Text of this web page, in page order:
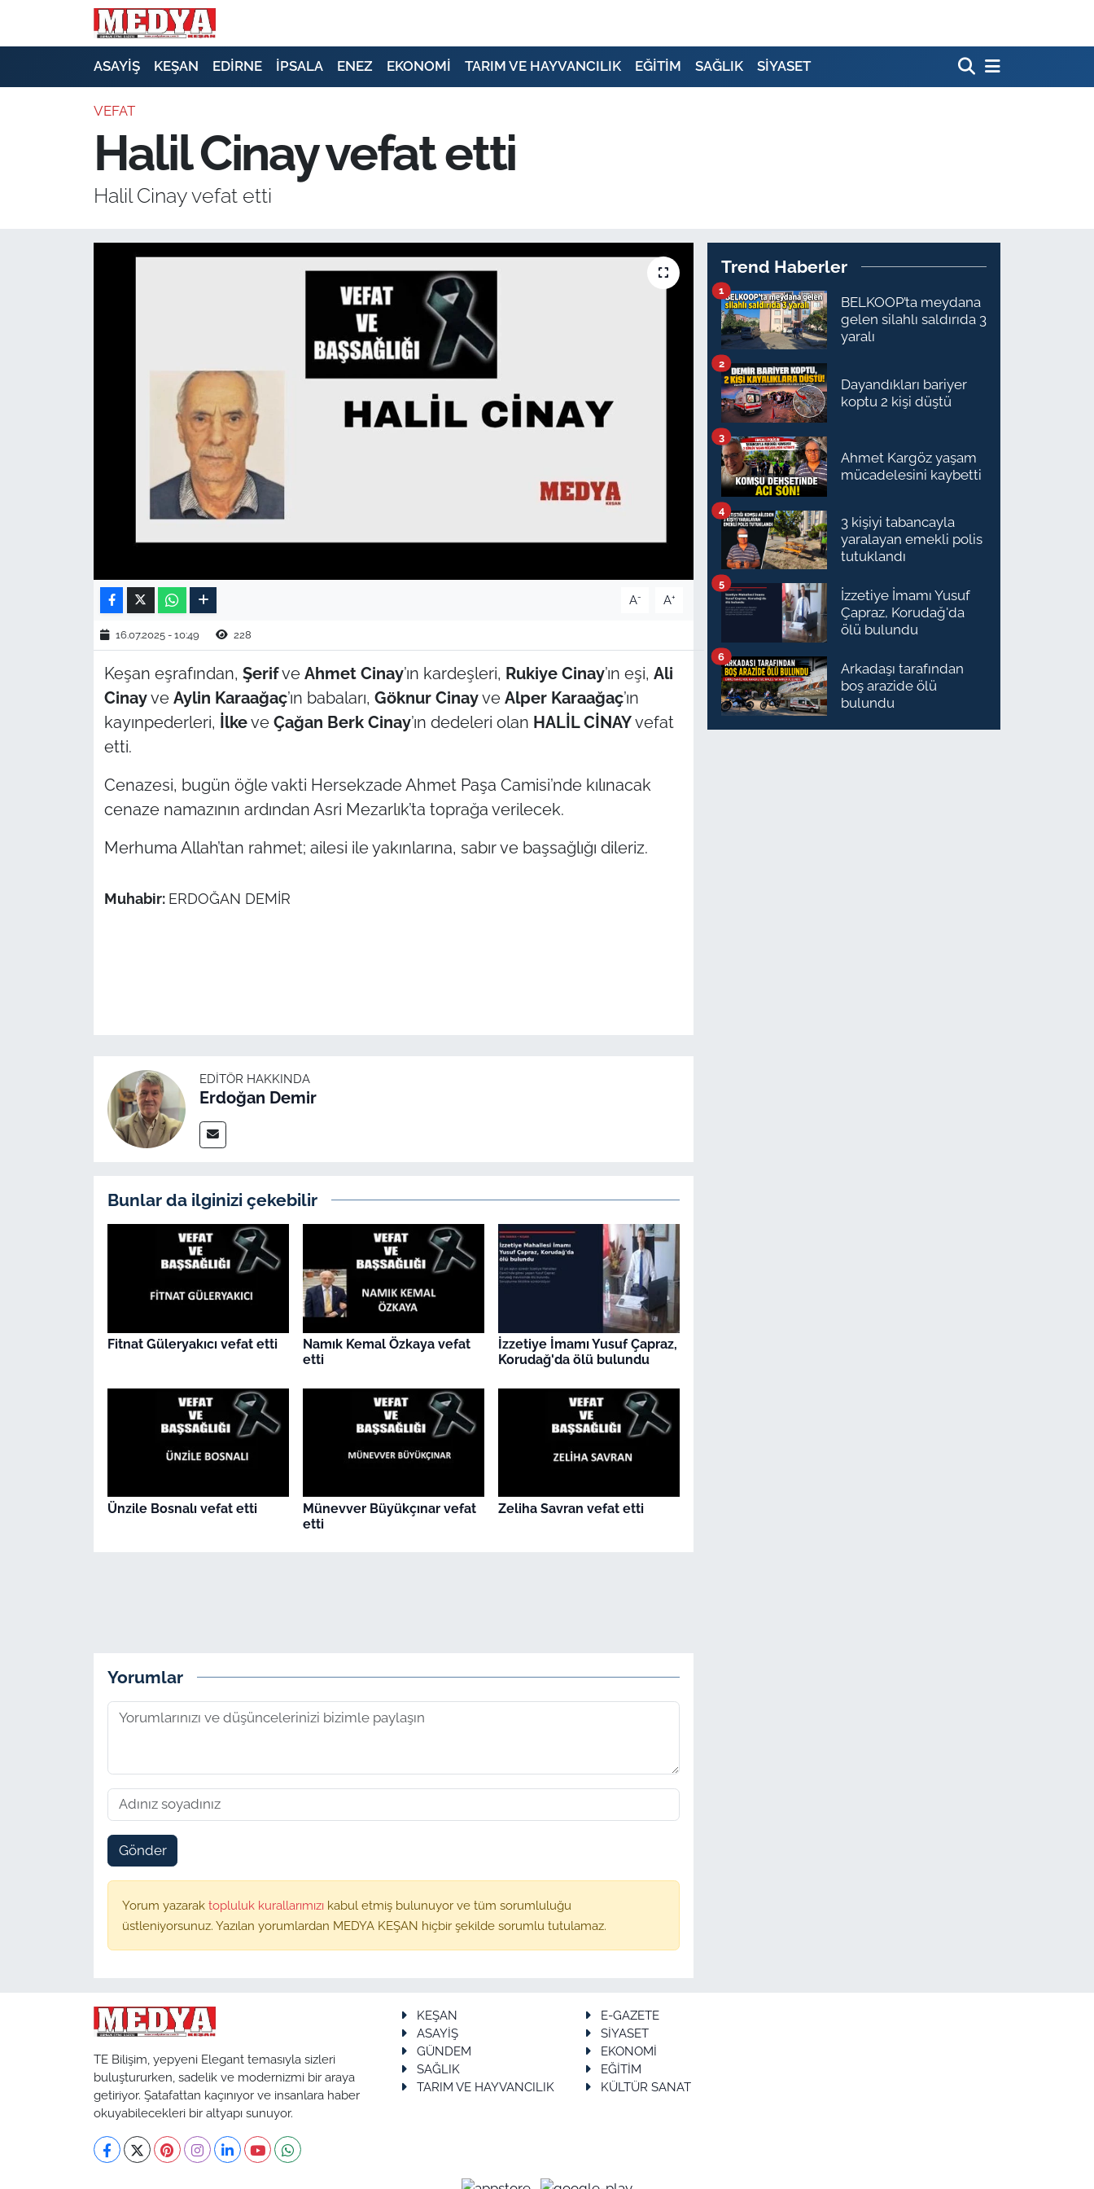
ASAYİŞ KEŞAN EDİRNE İPSALA ENEZ EKONOMİ TARIM VE HAYVANCILIK EĞİTİM SAĞLIK SİYASET
VEFAT
Halil Cinay vefat etti
Halil Cinay vefat etti
A- A+
16.07.2025 - 10:49 228
Keşan eşrafından, Şerifve Ahmet Cinay’ın kardeşleri, Rukiye Cinay’ın eşi, Ali
Cinayve Aylin Karaağaç’ın babaları, Göknur Cinayve Alper Karaağaç’ın
kayınpederleri, İlkeve Çağan Berk Cinay’ın dedeleri olan HALİL CİNAYvefat
etti.
Cenazesi, bugün öğle vakti Hersekzade Ahmet Paşa Camisi’nde kılınacak
cenaze namazının ardından Asri Mezarlık’ta toprağa verilecek.
Merhuma Allah’tan rahmet; ailesi ile yakınlarına, sabır ve başsağlığı dileriz.
Muhabir: ERDOĞAN DEMİR
EDITÖR HAKKINDA
Erdoğan Demir
Bunlar da ilginizi çekebilir
Fitnat Güleryakıcı vefat etti
Namık Kemal Özkaya vefat
etti
İzzetiye İmamı Yusuf Çapraz,
Korudağ'da ölü bulundu
Ünzile Bosnalı vefat etti
Münevver Büyükçınar vefat
etti
Zeliha Savran vefat etti
Yorumlar
Gönder
Yorum yazarak topluluk kurallarımızı kabul etmiş bulunuyor ve tüm sorumluluğu
üstleniyorsunuz. Yazılan yorumlardan MEDYA KEŞAN hiçbir şekilde sorumlu tutulamaz.
Trend Haberler
BELKOOP’ta meydana
gelen silahlı saldırıda 3
yaralı
1
Dayandıkları bariyer
koptu 2 kişi düştü
2
Ahmet Kargöz yaşam
mücadelesini kaybetti
3
3 kişiyi tabancayla
yaralayan emekli polis
tutuklandı
4
İzzetiye İmamı Yusuf
Çapraz, Korudağ'da
ölü bulundu
5
Arkadaşı tarafından
boş arazide ölü
bulundu
6
TE Bilişim, yepyeni Elegant temasıyla sizleri
buluştururken, sadelik ve modernizmi bir araya
getiriyor. Şatafattan kaçınıyor ve insanlara haber
okuyabilecekleri bir altyapı sunuyor.
KEŞAN
E-GAZETE
ASAYİŞ
SİYASET
GÜNDEM
EKONOMİ
SAĞLIK
EĞİTİM
TARIM VE HAYVANCILIK
KÜLTÜR SANAT
E-GAZETE
SİYASET
TARIM VE HAYVANCILIK
TEKİRDAĞ
ÇANAKKALE
İş Dünyası
Bilim Teknoloji
Canlı Maç
Gündem-Eğitim